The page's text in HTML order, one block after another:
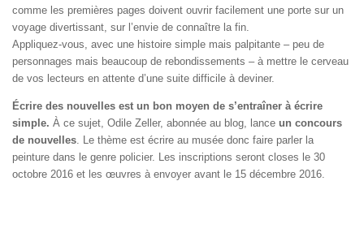
comme les premières pages doivent ouvrir facilement une porte sur un
voyage divertissant, sur l’envie de connaître la fin.
Appliquez-vous, avec une histoire simple mais palpitante – peu de
personnages mais beaucoup de rebondissements – à mettre le cerveau
de vos lecteurs en attente d’une suite difficile à deviner.
Écrire des nouvelles est un bon moyen de s’entraîner à écrire
simple. À ce sujet, Odile Zeller, abonnée au blog, lance un concours
de nouvelles . Le thème est écrire au musée donc faire parler la
peinture dans le genre policier. Les inscriptions seront closes le 30
octobre 2016 et les œuvres à envoyer avant le 15 décembre 2016.